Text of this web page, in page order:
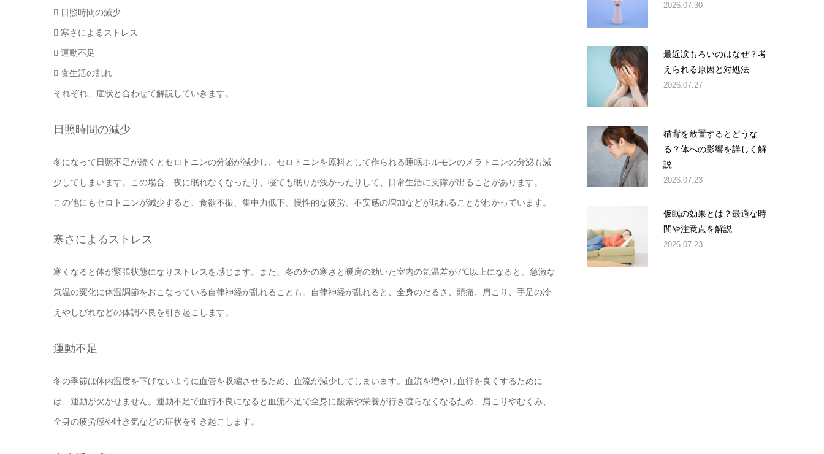
 日照時間の減少
 寒さによるストレス
 運動不足
 食生活の乱れ
それぞれ、症状と合わせて解説していきます。
日照時間の減少
冬になって日照不足が続くとセロトニンの分泌が減少し、セロトニンを原料として作られる睡眠ホルモンのメラトニンの分泌も減
少してしまいます。この場合、夜に眠れなくなったり、寝ても眠りが浅かったりして、日常生活に支障が出ることがあります。
この他にもセロトニンが減少すると、食欲不振、集中力低下、慢性的な疲労、不安感の増加などが現れることがわかっています。
寒さによるストレス
寒くなると体が緊張状態になりストレスを感じます。また、冬の外の寒さと暖房の効いた室内の気温差が7℃以上になると、急激な
気温の変化に体温調節をおこなっている自律神経が乱れることも。自律神経が乱れると、全身のだるさ、頭痛、肩こり、手足の冷
えやしびれなどの体調不良を引き起こします。
運動不足
冬の季節は体内温度を下げないように血管を収縮させるため、血流が減少してしまいます。血流を増やし血行を良くするために
は、運動が欠かせません。運動不足で血行不良になると血流不足で全身に酸素や栄養が行き渡らなくなるため、肩こりやむくみ、
全身の疲労感や吐き気などの症状を引き起こします。
2026.07.30
最近涙もろいのはなぜ？考
えられる原因と対処法
2026.07.27
猫背を放置するとどうな
る？体への影響を詳しく解
説
2026.07.23
仮眠の効果とは？最適な時
間や注意点を解説
2026.07.23